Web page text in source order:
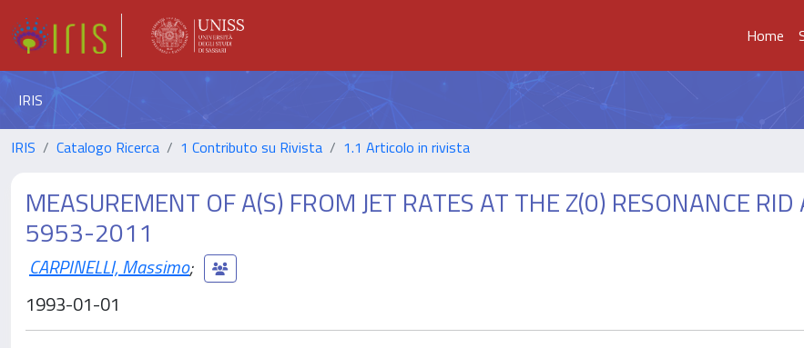
Home
IRIS
IRIS Catalogo Ricerca 1 Contributo su Rivista 1.1 Articolo in rivista
MEASUREMENT OF A(S) FROM JET RATES AT THE Z(0) RESONANCE RID
5953-2011
CARPINELLI, Massimo;
1993-01-01